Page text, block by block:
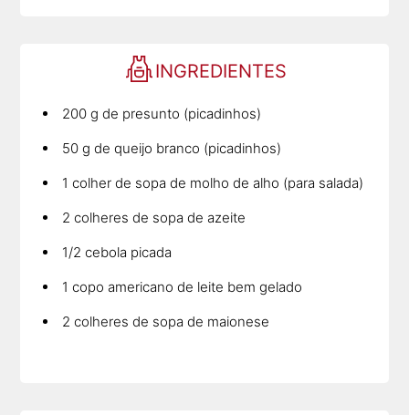
INGREDIENTES
200 g de presunto (picadinhos)
50 g de queijo branco (picadinhos)
1 colher de sopa de molho de alho (para salada)
2 colheres de sopa de azeite
1/2 cebola picada
1 copo americano de leite bem gelado
2 colheres de sopa de maionese